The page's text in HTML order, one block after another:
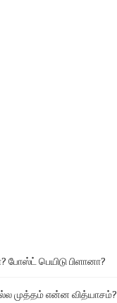
போஸ்ட் பெயிடு பிளானா?
முத்தம் செல்ல முத்தம் என்ன வித்யாசம்?